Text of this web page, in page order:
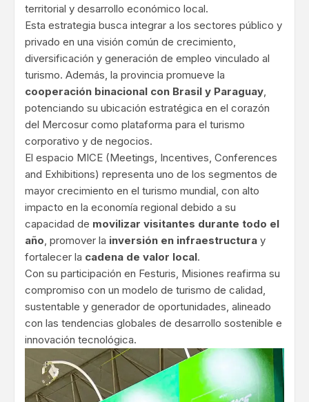
territorial y desarrollo económico local.
Esta estrategia busca integrar a los sectores público y
privado en una visión común de crecimiento,
diversificación y generación de empleo vinculado al
turismo. Además, la provincia promueve la
cooperación binacional con Brasil y Paraguay,
potenciando su ubicación estratégica en el corazón
del Mercosur como plataforma para el turismo
corporativo y de negocios.
El espacio MICE (Meetings, Incentives, Conferences
and Exhibitions) representa uno de los segmentos de
mayor crecimiento en el turismo mundial, con alto
impacto en la economía regional debido a su
capacidad de movilizar visitantes durante todo el
año, promover la inversión en infraestructura y
fortalecer la cadena de valor local.
Con su participación en Festuris, Misiones reafirma su
compromiso con un modelo de turismo de calidad,
sustentable y generador de oportunidades, alineado
con las tendencias globales de desarrollo sostenible e
innovación tecnológica.